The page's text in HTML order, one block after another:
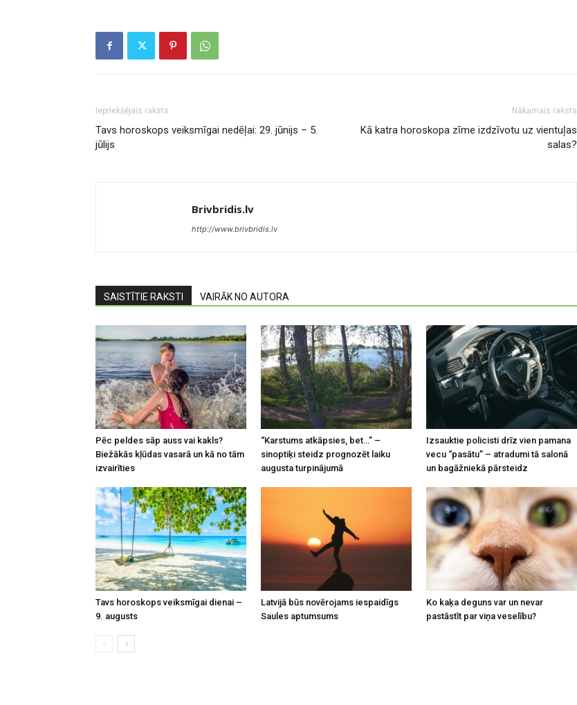
Iepriekšējais raksts
Tavs horoskops veiksmīgai nedēļai: 29. jūnijs – 5.
jūlijs
Nākamais raksts
Kā katra horoskopa zīme izdzīvotu uz vientuļas
salas?
Brivbridis.lv
http://www.brivbridis.lv
SAISTĪTIE RAKSTI VAIRĀK NO AUTORA
Pēc peldes sāp auss vai kakls?
Biežākās kļūdas vasarā un kā no tām
izvairīties
“Karstums atkāpsies, bet…” –
sinoptiķi steidz prognozēt laiku
augusta turpinājumā
Izsauktie policisti drīz vien pamana
vecu “pasātu” – atradumi tā salonā
un bagāžniekā pārsteidz
Tavs horoskops veiksmīgai dienai –
9. augusts
Latvijā būs novērojams iespaidīgs
Saules aptumsums
Ko kaķa deguns var un nevar
pastāstīt par viņa veselību?